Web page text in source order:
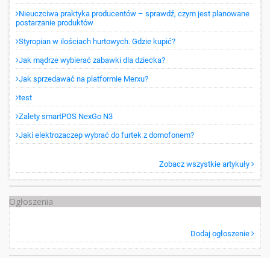
Nieuczciwa praktyka producentów – sprawdź, czym jest planowane
postarzanie produktów
Styropian w ilościach hurtowych. Gdzie kupić?
Jak mądrze wybierać zabawki dla dziecka?
Jak sprzedawać na platformie Merxu?
test
Zalety smartPOS NexGo N3
Jaki elektrozaczep wybrać do furtek z domofonem?
Zobacz wszystkie artykuły
Ogłoszenia
Dodaj ogłoszenie